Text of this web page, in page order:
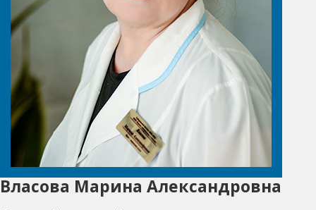
Власова Марина Александровна